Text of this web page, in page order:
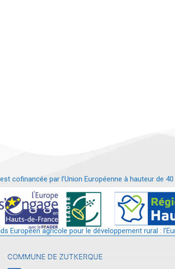
cofinancée par l’Union Européenne à hauteur de
d’un bâtiment en services et commerces
Européen agricole pour le développement rural :
COMMUNE DE ZUTKERQUE